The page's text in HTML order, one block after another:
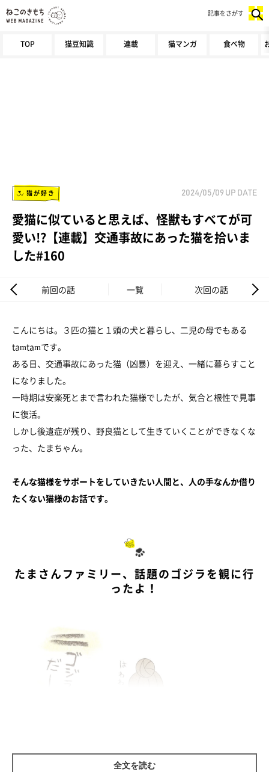
TOP 猫豆知識 連載 猫マンガ 食べ物
記事をさがす
猫が好き 2024/05/09 UP DATE
愛猫に似ていると思えば、怪獣もすべてが可
愛い!?【連載】交通事故にあった猫を拾いま
した#160
前回の話 一覧 次回の話
こんにちは。３匹の猫と１頭の犬と暮らし、二児の母でもある
tamtamです。
ある日、交通事故にあった猫（凶暴）を迎え、一緒に暮らすこと
になりました。
一時期は安楽死とまで言われた猫様でしたが、気合と根性で見事
に復活。
しかし後遺症が残り、野良猫として生きていくことができなくな
った、たまちゃん。
そんな猫様をサポートをしていきたい人間と、人の手なんか借り
たくない猫様のお話です。
たまさんファミリー、話題のゴジラを観に行
ったよ！
全文を読む